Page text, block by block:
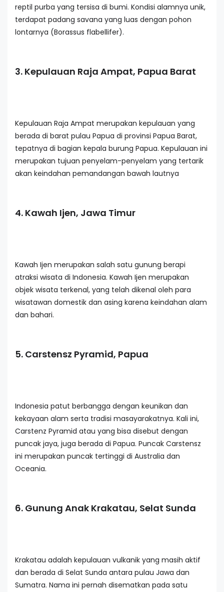
reptil purba yang tersisa di bumi. Kondisi alamnya unik,
terdapat padang savana yang luas dengan pohon
lontarnya (Borassus flabellifer).
3. Kepulauan Raja Ampat, Papua Barat
Kepulauan Raja Ampat merupakan kepulauan yang
berada di barat pulau Papua di provinsi Papua Barat,
tepatnya di bagian kepala burung Papua. Kepulauan ini
merupakan tujuan penyelam-penyelam yang tertarik
akan keindahan pemandangan bawah lautnya
4. Kawah Ijen, Jawa Timur
Kawah Ijen merupakan salah satu gunung berapi
atraksi wisata di Indonesia. Kawah Ijen merupakan
objek wisata terkenal, yang telah dikenal oleh para
wisatawan domestik dan asing karena keindahan alam
dan bahari.
5. Carstensz Pyramid, Papua
Indonesia patut berbangga dengan keunikan dan
kekayaan alam serta tradisi masayarakatnya. Kali ini,
Carstenz Pyramid atau yang bisa disebut dengan
puncak jaya, juga berada di Papua. Puncak Carstensz
ini merupakan puncak tertinggi di Australia dan
Oceania.
6. Gunung Anak Krakatau, Selat Sunda
Krakatau adalah kepulauan vulkanik yang masih aktif
dan berada di Selat Sunda antara pulau Jawa dan
Sumatra. Nama ini pernah disematkan pada satu